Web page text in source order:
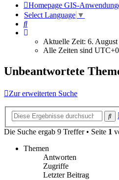
Homepage GIS-
Select Language ▼
Suche
Aktuelle Zeit: 6.
Alle Zeiten sind
Unbeantwortete
Zur erweiterten Suche
Die Suche ergab 9 Treffer • Seite 1
Themen
Antworten
Zugriffe
Letzter Beitrag